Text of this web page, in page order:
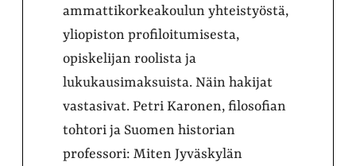
ammattikorkeakoulun yhteistyöstä,
yliopiston profiloitumisesta,
opiskelijan roolista ja
lukukausimaksuista. Näin hakijat
vastasivat. Petri Karonen, filosofian
tohtori ja Suomen historian
professori: Miten Jyväskylän